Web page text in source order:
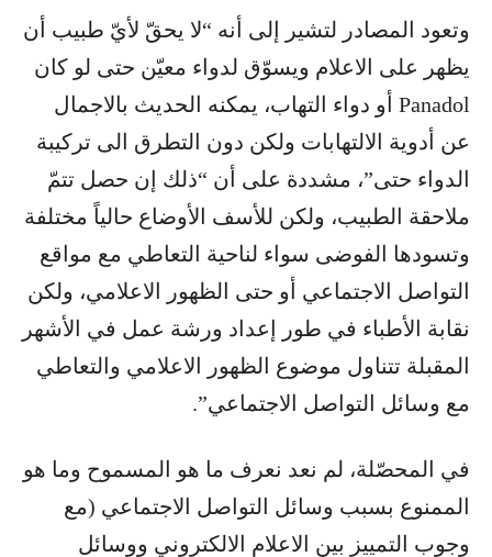
وتعود المصادر لتشير إلى أنه “لا يحقّ لأيّ طبيب أن
Panadol​ أو دواء التهاب، يمكنه الحديث بالاجمال
عن أدوية الالتهابات ولكن دون التطرق الى تركيبة
الدواء حتى”، مشددة على أن “ذلك إن حصل تتمّ
ملاحقة الطبيب، ولكن للأسف الأوضاع حالياً مختلفة
وتسودها الفوضى سواء لناحية التعاطي مع مواقع
التواصل الاجتماعي أو حتى الظهور الاعلامي، ولكن ​
نقابة الأطباء​ في طور إعداد ​ورشة عمل​ في الأشهر
المقبلة تتناول موضوع الظهور الاعلامي والتعاطي
مع وسائل التواصل الاجتماعي”.
في المحصّلة، لم نعد نعرف ما هو المسموح وما هو
الممنوع بسبب وسائل التواصل الاجتماعي (مع
وجوب التمييز بين الاعلام الالكتروني ووسائل